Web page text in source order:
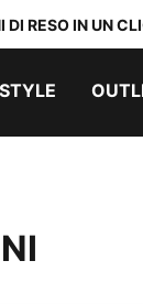
DI RESO IN UN